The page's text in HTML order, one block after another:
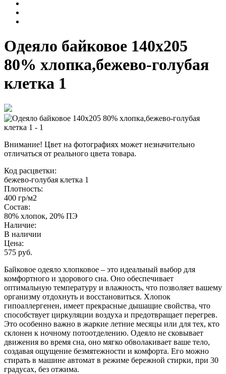
Одеяло байковое 140х205
80% хлопка,бежево-голубая
клетка 1
Внимание! Цвет на фотографиях может незначительно
отличаться от реального цвета товара.
Код расцветки:
бежево-голубая клетка 1
Плотность:
400 гр/м2
Состав:
80% хлопок, 20% ПЭ
Наличие:
В наличии
Цена:
575 руб.
Байковое одеяло хлопковое – это идеальный выбор для
комфортного и здорового сна. Оно обеспечивает
оптимальную температуру и влажность, что позволяет вашему
организму отдохнуть и восстановиться. Хлопок
гипоаллергенен, имеет прекрасные дышащие свойства, что
способствует циркуляции воздуха и предотвращает перегрев.
Это особенно важно в жаркие летние месяцы или для тех, кто
склонен к ночному потоотделению. Одеяло не сковывает
движения во время сна, оно мягко обволакивает ваше тело,
создавая ощущение безмятежности и комфорта. Его можно
стирать в машине автомат в режиме бережной стирки, при 30
градусах, без отжима.